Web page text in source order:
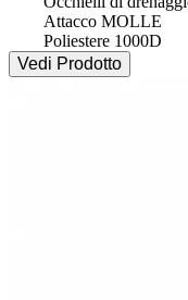
Poliestere 1000D
Vedi Prodotto